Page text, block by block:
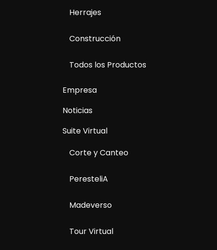
Herrajes
Construcción
Todos los Productos
Empresa
Noticias
Suite Virtual
Corte y Canteo
PeresteliA
Madeverso
Tour Virtual